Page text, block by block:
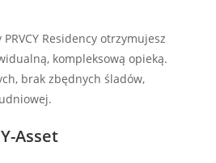
Residency otrzymujesz
kompleksową opieką.
brak zbędnych śladów,
Asset